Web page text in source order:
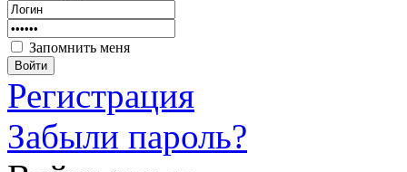
Запомнить меня
Войти
Регистрация
Забыли пароль?